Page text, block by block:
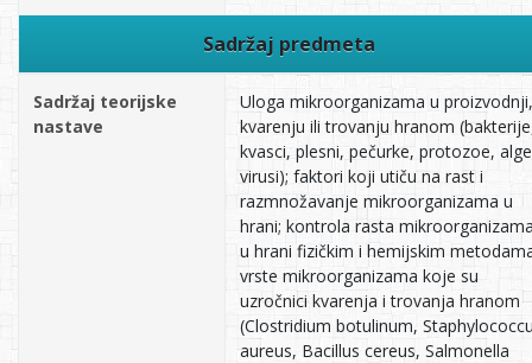
Sadržaj predmeta
Sadržaj teorijske
nastave
Uloga mikroorganizama u proizvodnji,
kvarenju ili trovanju hranom
kvasci, plesni, pečurke, protozoe,
virusi); faktori koji utiču na rast i
razmnožavanje mikroorganizama u
hrani; kontrola rasta
u hrani fizičkim i hemijskim
vrste mikroorganizama koje su
uzročnici kvarenja i trovanja hranom
(Clostridium botulinum,
aureus, Bacillus cereus, Salmonella